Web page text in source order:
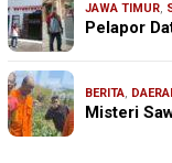
JAWA TIMUR,
Pelapor
BERITA,
Misteri